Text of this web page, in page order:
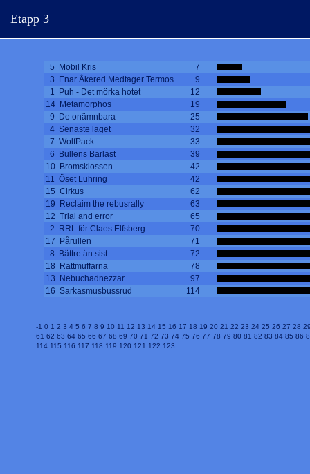
Etapp 3
5 Mobil Kris
7
3 Enar Åkered Medtager Termos
9
1 Puh - Det mörka hotet
12
14 Metamorphos
19
9 De onämnbara
25
4 Senaste laget
32
7 WolfPack
33
6 Bullens Barlast
39
10 Bromsklossen
42
11 Öset Luhring
42
15 Cirkus
62
19 Reclaim the rebusrally
63
12 Trial and error
65
2 RRL för Claes Elfsberg
70
17 Pårullen
71
8 Bättre än sist
72
18 Rattmuffarna
78
13 Nebuchadnezzar
97
16 Sarkasmusbussrud
114
-1 0 1 2 3 4 5 6 7 8 9 10 11 12 13 14 15 16 17 18 19 20 21 22 23 24 25 26 27 28
61 62 63 64 65 66 67 68 69 70 71 72 73 74 75 76 77 78 79 80 81 82 83 84 85 86
114 115 116 117 118 119 120 121 122 123